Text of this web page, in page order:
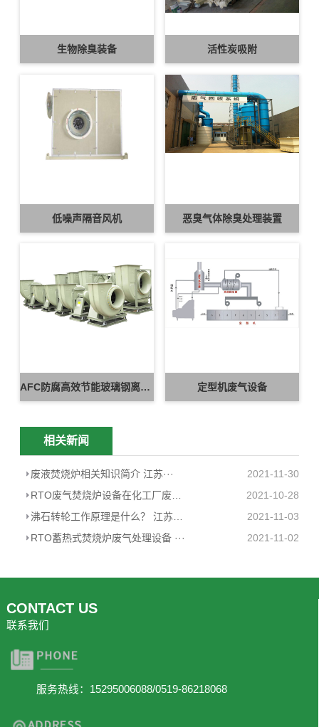
生物除臭装备 活性炭吸附
低噪声隔音风机 恶臭气体除臭处理装置
AFC防腐高效节能玻璃钢离心风机 定型机废气设备
相关新闻
废液焚烧炉相关知识简介 江苏···
2021-11-30
2021-10-28
2021-11-03
RTO蓄热式焚烧炉废气处理设备 ···
2021-11-02
CONTACT US
联系我们
服务热线：15295006088/0519-86218068